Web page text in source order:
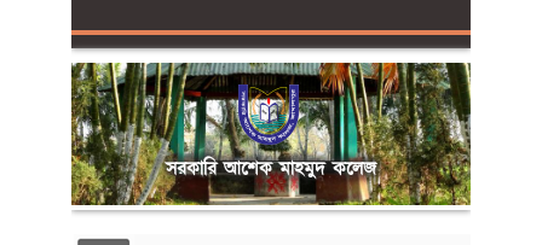
সরকারি আশেক মাহমুদ কলেজ